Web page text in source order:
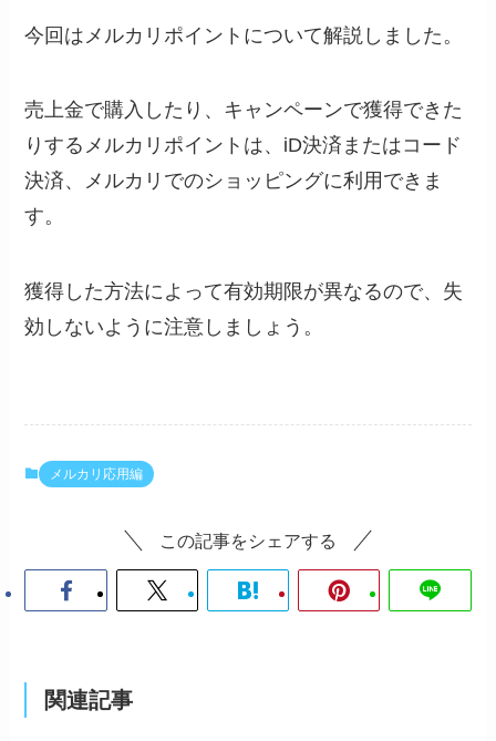
今回はメルカリポイントについて解説しました。
売上金で購入したり、キャンペーンで獲得できた
りするメルカリポイントは、iD決済またはコード
決済、メルカリでのショッピングに利用できま
す。
獲得した方法によって有効期限が異なるので、失
効しないように注意しましょう。
メルカリ応用編
この記事をシェアする
関連記事